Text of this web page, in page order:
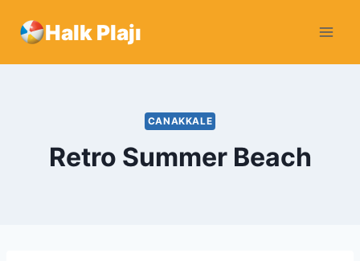
Halk Plajı
CANAKKALE
Retro Summer Beach